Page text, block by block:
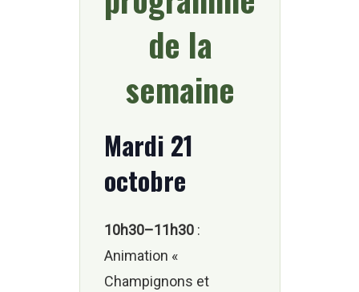
de la
semaine
Mardi 21
octobre
10h30–11h30 :
Animation «
Champignons et